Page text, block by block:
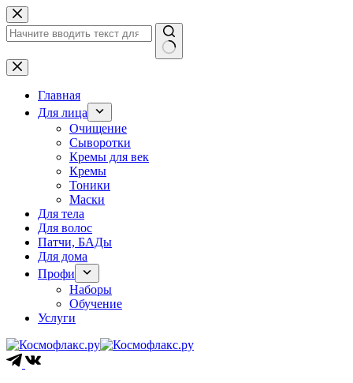
Перейти
к
сути
Ничего
не
найденоГлавная
Для лица
Очищение
Сыворотки
Кремы для век
Кремы
Тоники
Маски
Для тела
Для волос
Патчи, БАДы
Для дома
Профи
Наборы
Обучение
Услуги